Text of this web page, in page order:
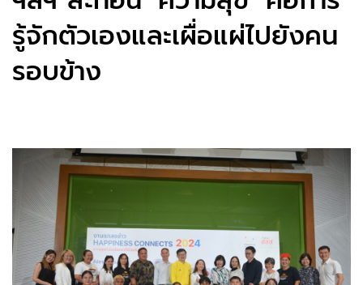
รู้จักตัวเองและเผื่อแผ่ไปยังคน
รอบข้าง